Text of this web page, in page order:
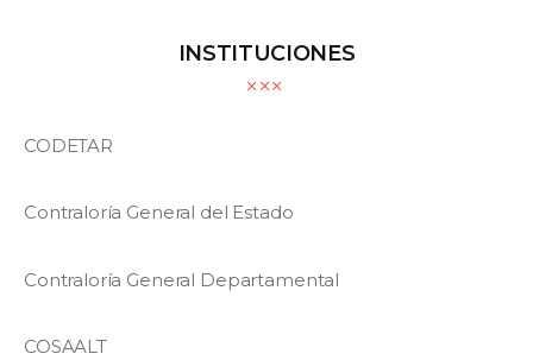
INSTITUCIONES
CODETAR
Contraloría General del Estado
Contraloría General Departamental
COSAALT